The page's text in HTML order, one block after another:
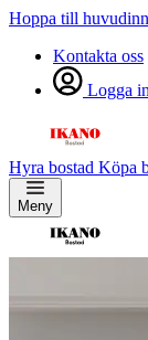
Hoppa till
Kontakta oss
Logga
Hyra bostad Köpa
Meny